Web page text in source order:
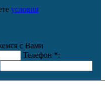
условия
с Вами
Телефон *: